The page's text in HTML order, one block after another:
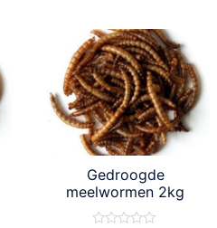
Gedroogde
meelwormen 2kg